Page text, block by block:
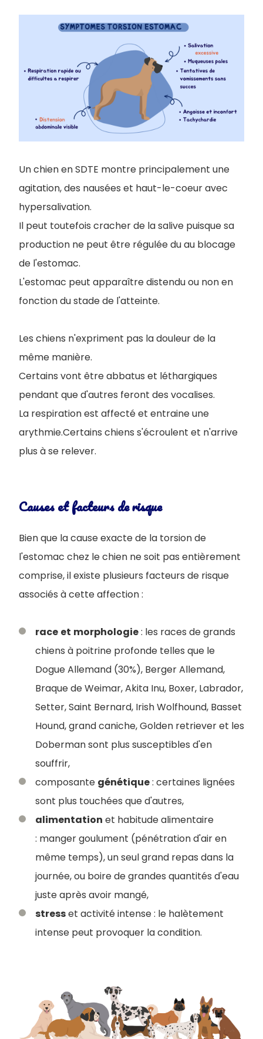
Un chien en SDTE montre principalement une
agitation, des nausées et haut-le-coeur avec
hypersalivation.
Il peut toutefois cracher de la salive puisque sa
production ne peut être régulée du au blocage
de l'estomac.
L'estomac peut apparaître distendu ou non en
fonction du stade de l'atteinte.
Les chiens n'expriment pas la douleur de la
même manière.
Certains vont être abbatus et léthargiques
pendant que d'autres feront des vocalises.
La respiration est affecté et entraine une
arythmie.Certains chiens s'écroulent et n'arrive
plus à se relever.
Causes et facteurs de risque
Bien que la cause exacte de la torsion de
l'estomac chez le chien ne soit pas entièrement
comprise, il existe plusieurs facteurs de risque
associés à cette affection :
race et morphologie: les races de grands
chiens à poitrine profonde telles que le
Dogue Allemand (30%), Berger Allemand,
Braque de Weimar, Akita Inu, Boxer, Labrador,
Setter, Saint Bernard, Irish Wolfhound, Basset
Hound, grand caniche, Golden retriever et les
Doberman sont plus susceptibles d'en
souffrir,
composante génétique: certaines lignées
sont plus touchées que d'autres,
alimentation et habitude alimentaire
: manger goulument (pénétration d'air en
même temps), un seul grand repas dans la
journée, ou boire de grandes quantités d'eau
juste après avoir mangé,
stresset activité intense : le halètement
intense peut provoquer la condition.